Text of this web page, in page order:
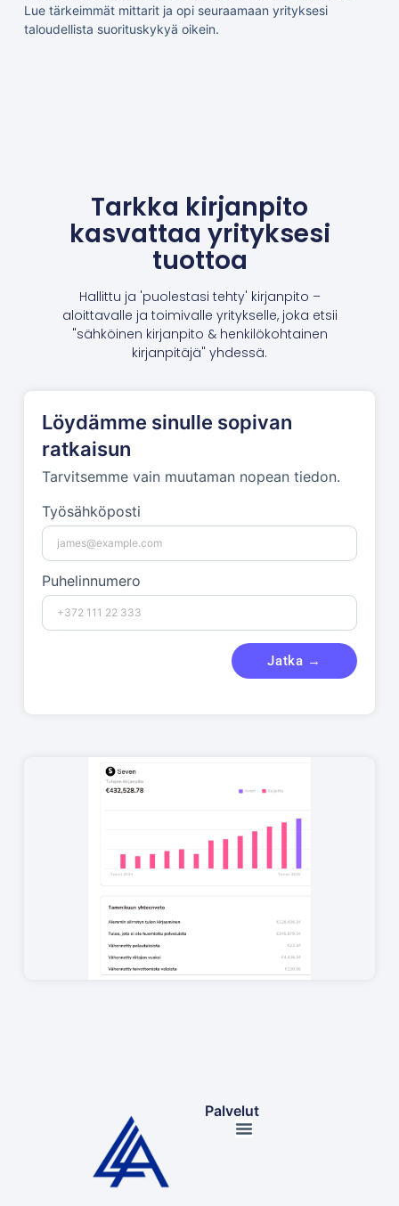
Lue tärkeimmät mittarit ja opi seuraamaan yrityksesi
taloudellista suorituskykyä oikein.
Tarkka kirjanpito
kasvattaa yrityksesi
tuottoa
Hallittu ja 'puolestasi tehty' kirjanpito –
aloittavalle ja toimivalle yritykselle, joka etsii
"sähköinen kirjanpito & henkilökohtainen
kirjanpitäjä" yhdessä.
Löydämme sinulle sopivan
ratkaisun
Tarvitsemme vain muutaman nopean tiedon.
Työsähköposti
Puhelinnumero
Jatka →
Palvelut